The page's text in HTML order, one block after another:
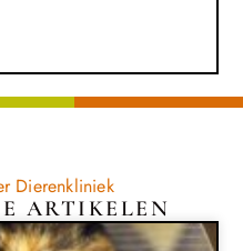
Dierenkliniek
ARTIKELEN